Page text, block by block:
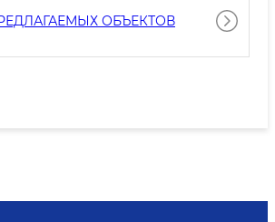
ОБЪЕКТОВ